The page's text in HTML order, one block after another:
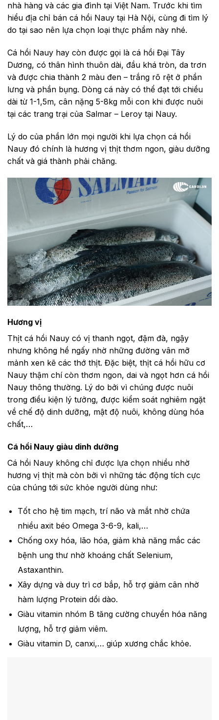
nhà hàng và các gia đình tại Việt Nam. Trước khi tìm
hiểu địa chỉ bán cá hồi Nauy tại Hà Nội, cùng đi tìm lý
do tại sao nên lựa chọn loại thực phẩm này nhé.
Cá hồi Nauy hay còn được gọi là cá hồi Đại Tây
Dương, có thân hình thuôn dài, đầu khá tròn, da trơn
và được chia thành 2 màu đen – trắng rõ rệt ở phần
lưng và phần bụng. Dòng cá này có thể đạt tới chiều
dài từ 1-1,5m, cân nặng 5-8kg mỗi con khi được nuôi
tại các trang trại của Salmar – Leroy tại Nauy.
Lý do của phần lớn mọi người khi lựa chọn cá hồi
Nauy đó chính là hương vị thịt thơm ngon, giàu dưỡng
chất và giá thành phải chăng.
Hương vị
Thịt cá hồi Nauy có vị thanh ngọt, đậm đà, ngậy
nhưng không hề ngấy nhờ những đường vân mỡ
mảnh xen kẽ các thớ thịt. Đặc biệt, thịt cá hồi hữu cơ
Nauy thậm chí còn thơm ngon, dai và ngọt hơn cá hồi
Nauy thông thường. Lý do bởi vì chúng được nuôi
trong điều kiện lý tưởng, được kiểm soát nghiêm ngặt
về chế độ dinh dưỡng, mật độ nuôi, không dùng hóa
chất,…
Cá hồi Nauy giàu dinh dưỡng
Cá hồi Nauy không chỉ được lựa chọn nhiều nhờ
hương vị thịt mà còn bởi vì những tác động tích cực
của chúng tới sức khỏe người dùng như:
Tốt cho hệ tim mạch, trí não và mắt nhờ chứa
nhiều axit béo Omega 3-6-9, kali,…
Chống oxy hóa, lão hóa, giảm khả năng mắc các
bệnh ung thư nhờ khoáng chất Selenium,
Astaxanthin.
Xây dựng và duy trì cơ bắp, hỗ trợ giảm cân nhờ
hàm lượng Protein dồi dào.
Giàu vitamin nhóm B tăng cường chuyển hóa năng
lượng, hỗ trợ giảm viêm.
Giàu vitamin D, canxi,… giúp xương chắc khỏe.